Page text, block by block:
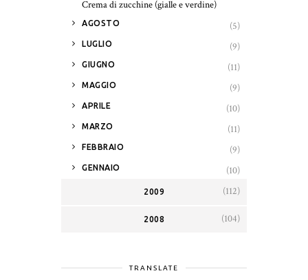
Crema di zucchine (gialle e verdine)
► AGOSTO (5)
► LUGLIO (9)
► GIUGNO (11)
► MAGGIO (9)
► APRILE (10)
► MARZO (11)
► FEBBRAIO (9)
► GENNAIO (10)
2009 (112)
2008 (104)
TRANSLATE